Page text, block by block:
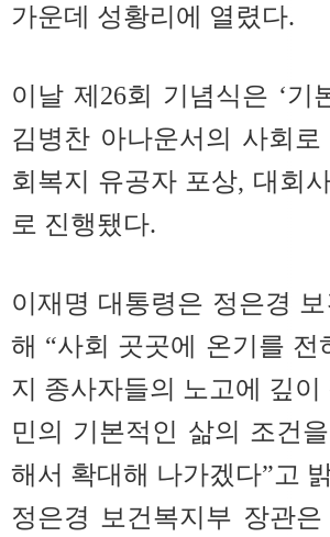
가운데 성황리에 열렸다.
이날 제26회 기념식은 ‘기
김병찬 아나운서의 사회
회복지 유공자 포상, 대회
로 진행됐다.
이재명 대통령은 정은경
해 “사회 곳곳에 온기를
지 종사자들의 노고에 깊
민의 기본적인 삶의 조건
해서 확대해 나가겠다”고
정은경 보건복지부 장관